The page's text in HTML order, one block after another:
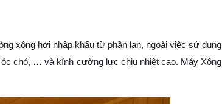
xông hơi nhập khẩu từ phần lan, ngoài việc sử dụng
chó, … và kính cường lực chịu nhiệt cao. Máy Xông